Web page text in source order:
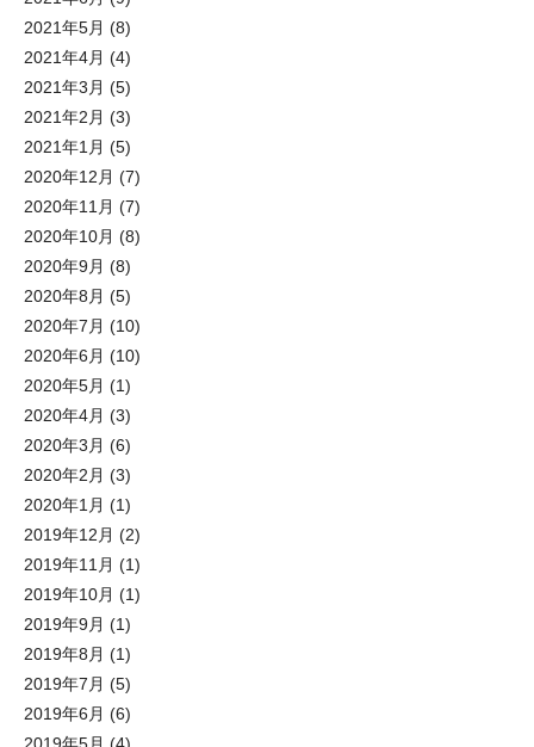
2021年5月 (8)
2021年4月 (4)
2021年3月 (5)
2021年2月 (3)
2021年1月 (5)
2020年12月 (7)
2020年11月 (7)
2020年10月 (8)
2020年9月 (8)
2020年8月 (5)
2020年7月 (10)
2020年6月 (10)
2020年5月 (1)
2020年4月 (3)
2020年3月 (6)
2020年2月 (3)
2020年1月 (1)
2019年12月 (2)
2019年11月 (1)
2019年10月 (1)
2019年9月 (1)
2019年8月 (1)
2019年7月 (5)
2019年6月 (6)